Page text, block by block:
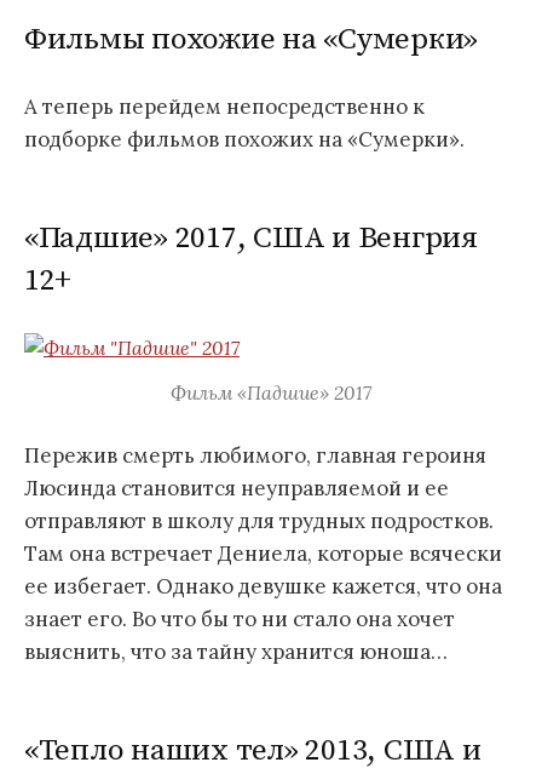
Фильмы похожие на «Сумерки»
А теперь перейдем непосредственно к
подборке фильмов похожих на «Сумерки».
«Падшие» 2017, США и Венгрия
12+
Фильм «Падшие» 2017
Пережив смерть любимого, главная героиня
Люсинда становится неуправляемой и ее
отправляют в школу для трудных подростков.
Там она встречает Дениела, которые всячески
ее избегает. Однако девушке кажется, что она
знает его. Во что бы то ни стало она хочет
выяснить, что за тайну хранится юноша…
«Тепло наших тел» 2013, США и